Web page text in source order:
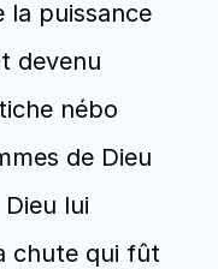
la puissance
devenu
nébo
de Dieu
lui
chute qui fût